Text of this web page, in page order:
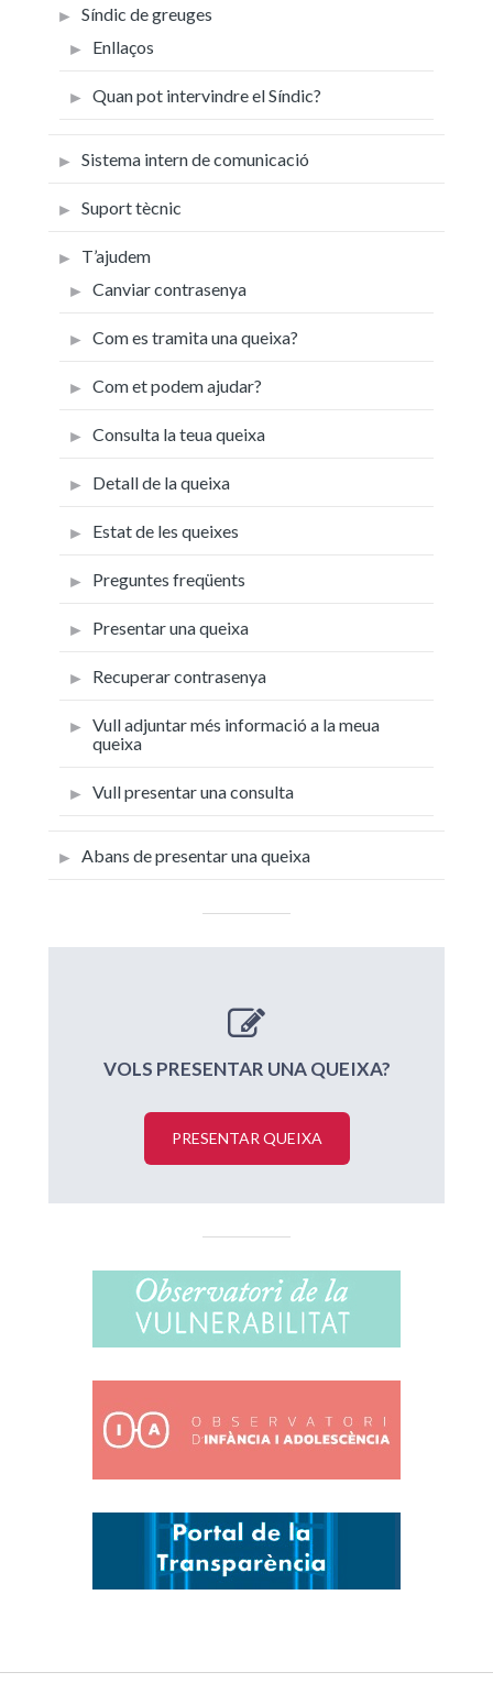
Síndic de greuges
Enllaços
Quan pot intervindre el Síndic?
Sistema intern de comunicació
Suport tècnic
T’ajudem
Canviar contrasenya
Com es tramita una queixa?
Com et podem ajudar?
Consulta la teua queixa
Detall de la queixa
Estat de les queixes
Preguntes freqüents
Presentar una queixa
Recuperar contrasenya
Vull adjuntar més informació a la meua
queixa
Vull presentar una consulta
Abans de presentar una queixa
VOLS PRESENTAR UNA QUEIXA?
PRESENTAR QUEIXA